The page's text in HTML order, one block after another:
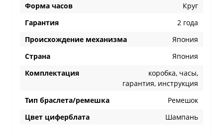
Форма часов
Круг
Гарантия
2 года
Происхождение механизма
Япония
Страна
Япония
Комплектация
коробка, часы,
гарантия, инструкция
Тип браслета/ремешка
Ремешок
Цвет циферблата
Шампань